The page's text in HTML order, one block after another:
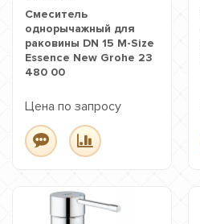
Смеситель
однорычажный для
раковины DN 15 M-Size
Essence New Grohe 23
480 00
Цена по запросу